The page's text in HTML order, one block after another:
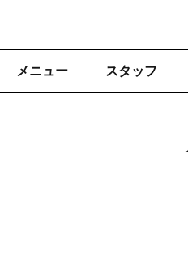
メニュー スタッフ